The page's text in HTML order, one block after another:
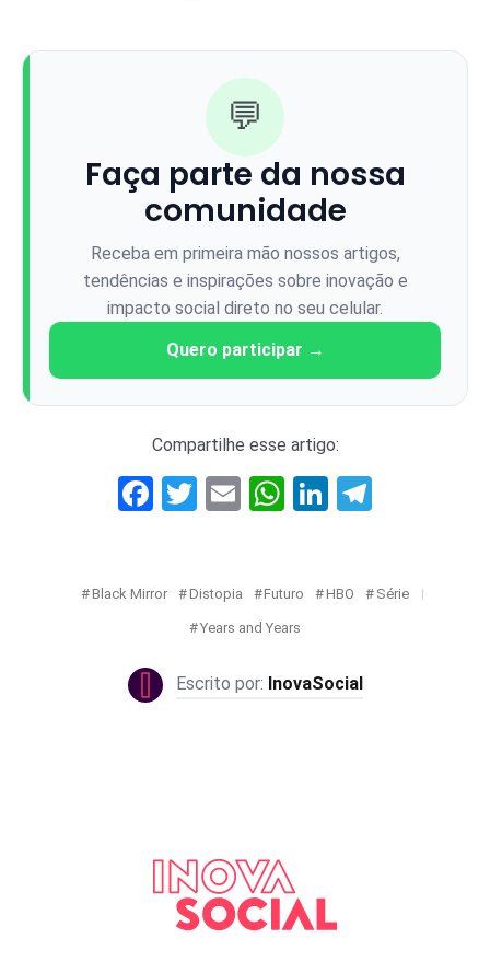
💬
Faça parte da nossa
comunidade
Receba em primeira mão nossos artigos,
tendências e inspirações sobre inovação e
impacto social direto no seu celular.
Quero participar →
Compartilhe esse artigo:
Facebook
Twitter
EmailWhatsApp
LinkedIn
Black Mirror Distopia Futuro HBO Série
Years and Years
InovaSocial